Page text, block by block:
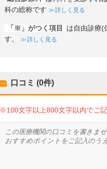
科の総称です
詳しく見る
「※」がつく項目
は自由診療(
す。
詳しく見る
口コミ (0件)
※100文字以上800文字以内でご